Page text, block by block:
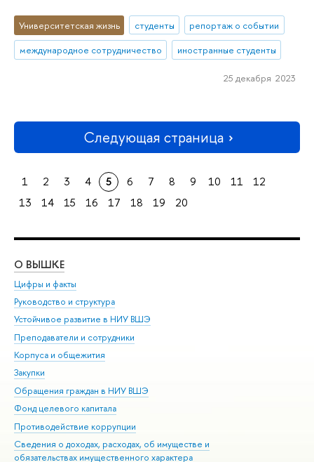
Университетская жизнь студенты
репортаж о событии
международное сотрудничество
иностранные студенты
25 декабря 2023
Следующая страница
1 2 3 4 5 6 7 8 9 10 11
12
13
14 15 16 17 18 19 20
О ВЫШКЕ
Цифры и факты
Руководство и структура
Устойчивое развитие в НИУ ВШЭ
Преподаватели и сотрудники
Корпуса и общежития
Закупки
Обращения граждан в НИУ ВШЭ
Фонд целевого капитала
Противодействие коррупции
Сведения о доходах, расходах, об имуществе и
обязательствах имущественного характера